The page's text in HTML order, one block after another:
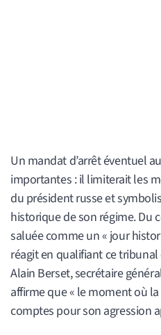
Un mandat d’arrêt éventuel
importantes : il limiterait les
du président russe et
historique de son régime. Du
saluée comme un « jour
réagit en qualifiant ce
Alain Berset, secrétaire
affirme que « le moment où
comptes pour son agression